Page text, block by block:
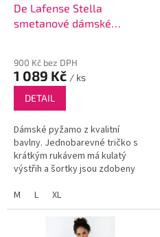
De Lafense Stella
smetanové dámské
900 Kč bez DPH
1 089 Kč / ks
DETAIL
Dámské pyžamo z kvalitní
bavlny. Jednobarevné tričko s
krátkým rukávem má kulatý
výstřih a šortky jsou zdobeny
M
L XL